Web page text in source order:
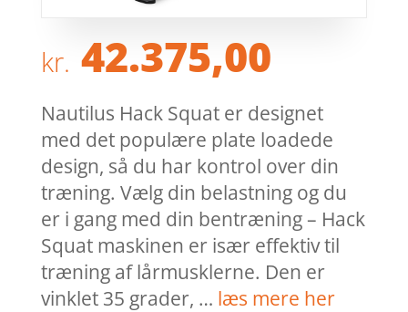
kr. 42.375,00
Nautilus Hack Squat er designet
med det populære plate loadede
design, så du har kontrol over din
træning. Vælg din belastning og du
er i gang med din bentræning – Hack
Squat maskinen er især effektiv til
træning af lårmusklerne. Den er
vinklet 35 grader, … læs mere her